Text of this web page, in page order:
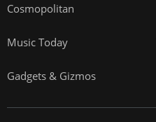
Cosmopolitan
Music Today
Gadgets & Gizmos